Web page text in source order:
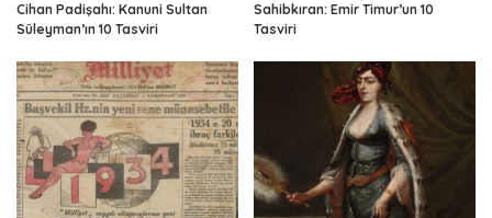
Cihan Padişahı: Kanuni Sultan
Süleyman’ın 10 Tasviri
Sahibkıran: Emir Timur’un 10
Tasviri